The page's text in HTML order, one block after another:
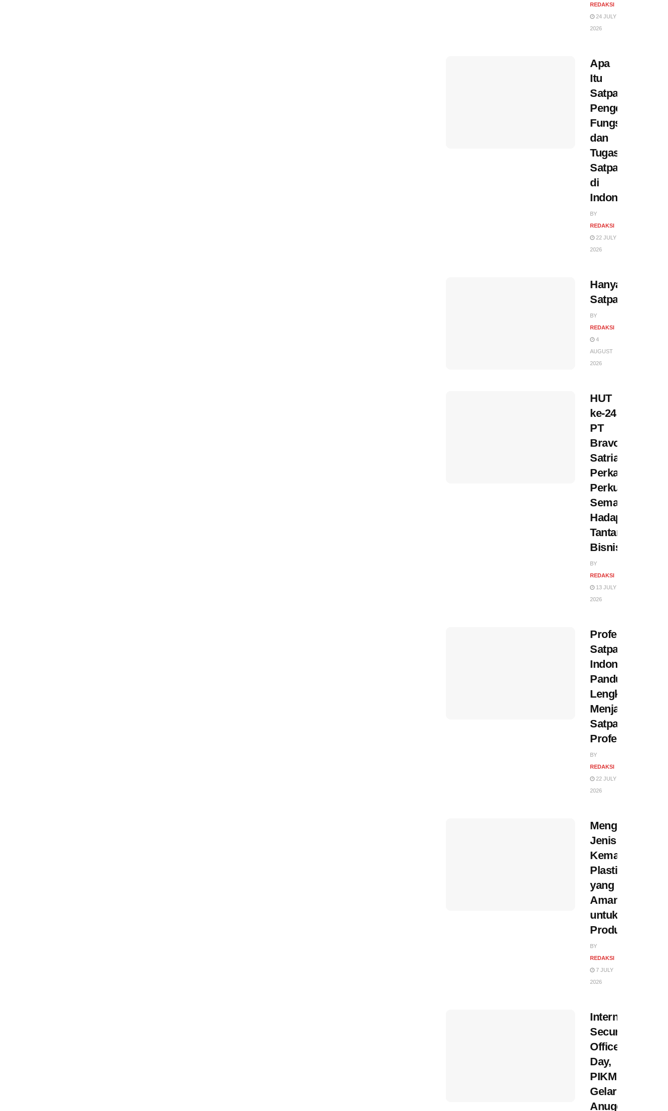
REDAKSI
24 JULY
2026
Apa
Itu
Satpam?
Pengertian,
Fungsi,
dan
Tugas
Satpam
di
Indonesia
BY
REDAKSI
22 JULY
2026
Hanya
Satpam…?
BY
REDAKSI
4
AUGUST
2026
HUT
ke-24
PT
Bravo
Satria
Perkasa,
Perkuat
Semangat
Hadapi
Tantangan
Bisnis
BY
REDAKSI
13 JULY
2026
Profesi
Satpam
Indonesia:
Panduan
Lengkap
Menjadi
Satpam
Profesional
BY
REDAKSI
22 JULY
2026
Mengenal
Jenis
Kemasan
Plastik
yang
Aman
untuk
Produk
BY
REDAKSI
7 JULY
2026
International
Security
Officer
Day,
PIKM
Gelar
Anugerah